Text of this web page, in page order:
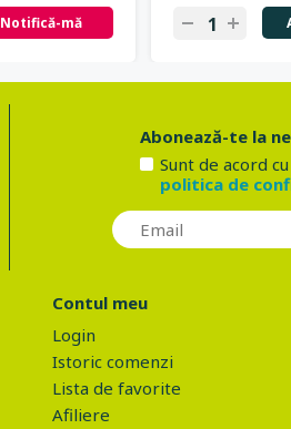
Notifică-mă
Abonează-te la
Sunt de acord cu
politica de
Contul meu
Login
Istoric comenzi
Lista de favorite
Afiliere